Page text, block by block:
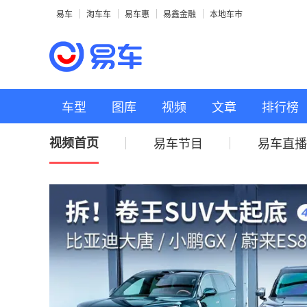
易车 淘车车 易车惠 易鑫金融 本地车市
车型 图库 视频 文章 排行榜
视频首页 易车节目 易车直播